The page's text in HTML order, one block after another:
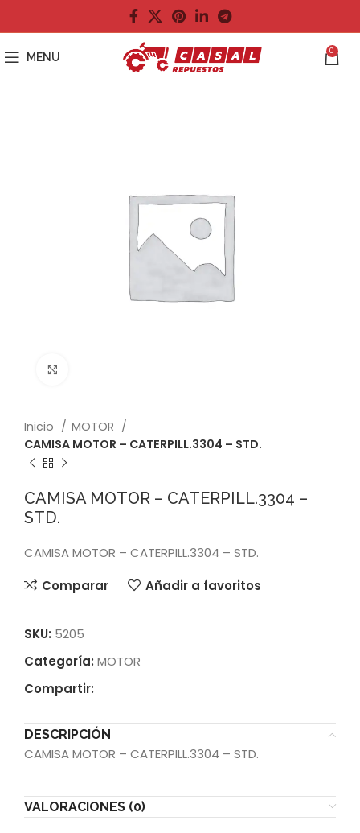
MENU 0
Inicio
MOTOR
CAMISA MOTOR – CATERPILL.3304 – STD.
CAMISA MOTOR – CATERPILL.3304 –
STD.
CAMISA MOTOR – CATERPILL.3304 – STD.
Comparar
Añadir a favoritos
SKU: 5205
Categoría: MOTOR
Compartir:
DESCRIPCIÓN
CAMISA MOTOR – CATERPILL.3304 – STD.
VALORACIONES (0)